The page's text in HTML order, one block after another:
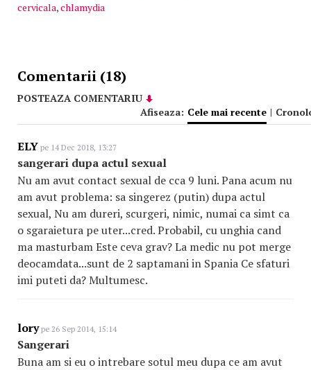
cervicala,chlamydia
Comentarii (18)
POSTEAZA COMENTARIU
Afiseaza: Cele mai recente |
ELY pe 14 Dec 2018, 13:27
sangerari dupa actul sexual
Nu am avut contact sexual de cca 9 luni. Pana acum nu
am avut problema: sa singerez (putin) dupa actul
sexual, Nu am dureri, scurgeri, nimic, numai ca simt ca
o sgaraietura pe uter...cred. Probabil, cu unghia cand
ma masturbam Este ceva grav? La medic nu pot merge
deocamdata...sunt de 2 saptamani in Spania Ce sfaturi
imi puteti da? Multumesc.
lorype 26 Sep 2014, 15:14
Sangerari
Buna am si eu o intrebare sotul meu dupa ce am avut